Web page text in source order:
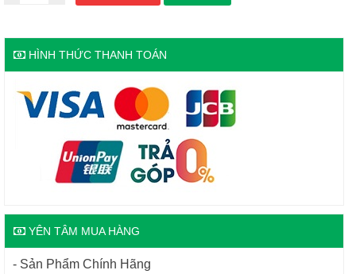
HÌNH THỨC THANH TOÁN
YÊN TÂM MUA HÀNG
- Sản Phẩm Chính Hãng